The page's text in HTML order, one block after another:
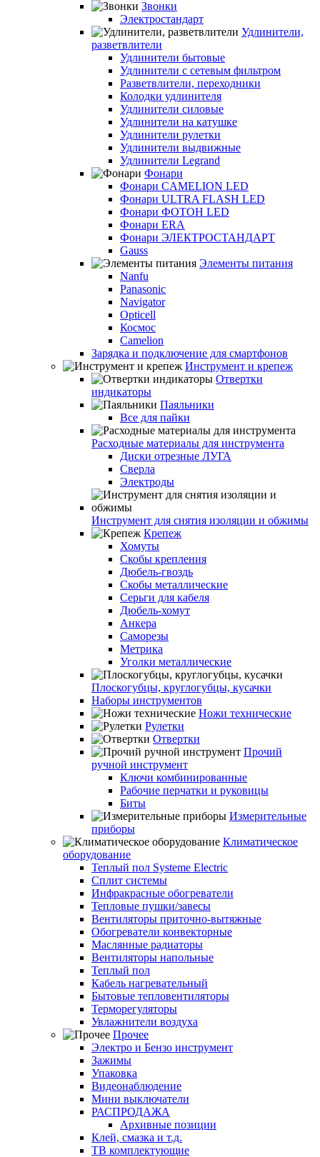
Звонки
Электростандарт
Удлинители,
разветвлители
Удлинители бытовые
Удлинители с сетевым фильтром
Разветвлители, переходники
Колодки удлинителя
Удлинители силовые
Удлинители на катушке
Удлинители рулетки
Удлинители выдвижные
Удлинители Legrand
Фонари
Фонари CAMELION LED
Фонари ULTRA FLASH LED
Фонари ФОТОН LED
Фонари ERA
Фонари ЭЛЕКТРОСТАНДАРТ
Gauss
Элементы питания
Nanfu
Panasonic
Navigator
Opticell
Космос
Camelion
Зарядка и подключение для смартфонов
Инструмент и крепеж
Отвертки
индикаторы
Паяльники
Все для пайки
Расходные материалы для инструмента
Диски отрезные ЛУГА
Сверла
Электроды
Инструмент для снятия изоляции и обжимы
Крепеж
Хомуты
Скобы крепления
Дюбель-гвоздь
Скобы металлические
Серьги для кабеля
Дюбель-хомут
Анкера
Саморезы
Метрика
Уголки металлические
Плоскогубцы, круглогубцы, кусачки
Наборы инструментов
Ножи технические
Рулетки
Отвертки
Прочий
ручной инструмент
Ключи комбинированные
Рабочие перчатки и руковицы
Биты
Измерительные
приборы
Климатическое
оборудование
Теплый пол Systeme Electric
Сплит системы
Инфракрасные обогреватели
Тепловые пушки/завесы
Вентиляторы приточно-вытяжные
Обогреватели конвекторные
Маслянные радиаторы
Вентиляторы напольные
Теплый пол
Кабель нагревательный
Бытовые тепловентиляторы
Терморегуляторы
Увлажнители воздуха
Прочее
Электро и Бензо инструмент
Зажимы
Упаковка
Видеонаблюдение
Мини выключатели
РАСПРОДАЖА
Архивные позиции
Клей, смазка и т.д.
ТВ комплектующие